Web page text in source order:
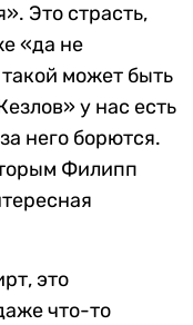
Это страсть,
«да не
может быть
у нас есть
него борются.
Филипп
это
что-то